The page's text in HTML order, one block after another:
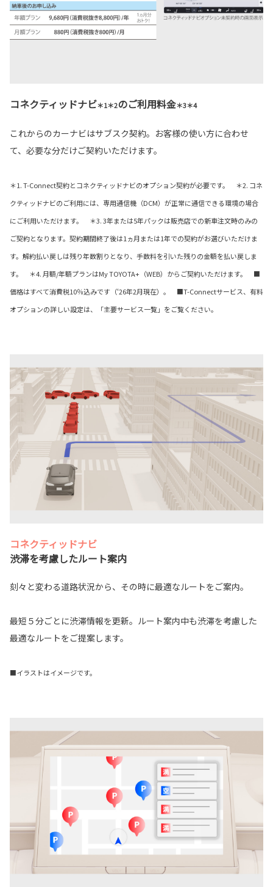
コネクティッドナビ＊1＊2のご利用料金＊3＊4
これからのカーナビはサブスク契約。お客様の使い方に合わせ
て、必要な分だけご契約いただけます。
＊1. T-Connect契約とコネクティッドナビのオプション契約が必要です。 ＊2. コネ
クティッドナビのご利用には、専用通信機（DCM）が正常に通信できる環境の場合
にご利用いただけます。 ＊3. 3年または5年パックは販売店での新車注文時のみの
ご契約となります。契約期間終了後は1ヵ月または1年での契約がお選びいただけま
す。解約払い戻しは残り年数割りとなり、手数料を引いた残りの金額を払い戻しま
す。 ＊4. 月額/年額プランはMy TOYOTA+（WEB）からご契約いただけます。 ■
価格はすべて消費税10％込みです（‘26年2月現在）。 ■T-Connectサービス、有料
オプションの詳しい設定は、「主要サービス一覧」をご覧ください。
コネクティッドナビ
渋滞を考慮したルート案内
刻々と変わる道路状況から、その時に最適なルートをご案内。
最短５分ごとに渋滞情報を更新。ルート案内中も渋滞を考慮した
最適なルートをご提案します。
■イラストはイメージです。